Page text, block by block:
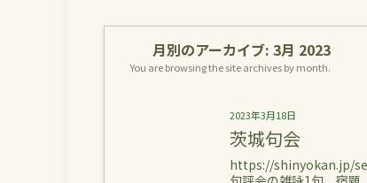
月別のアーカイブ: 3月 2023
You are browsing the site archives by month.
2023年3月18日
茨城句会
https://shinyokan.jp/